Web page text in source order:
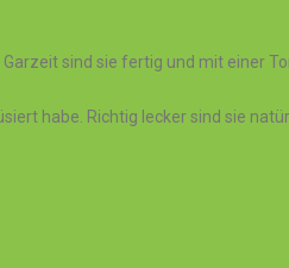
sind sie fertig und mit einer
habe. Richtig lecker sind sie